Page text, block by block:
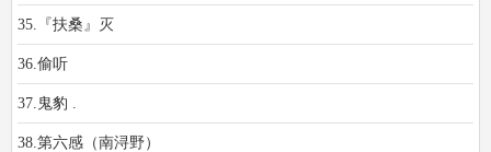
35.『扶桑』灭
36.偷听
37.鬼豹 .
38.第六感（南浔野）